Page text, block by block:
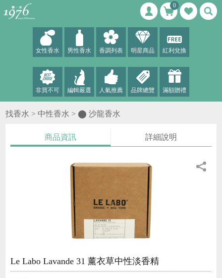
0
女性香水 男性香水 香調列表 明星商品 紅利兌換
非買不可 編輯嚴選 人氣推薦 品牌總覽 滿額贈禮
找香水 > 中性香水 > ⬤ 沙龍香水
商品資訊 詳細說明
Le Labo Lavande 31 薰衣草中性淡香精